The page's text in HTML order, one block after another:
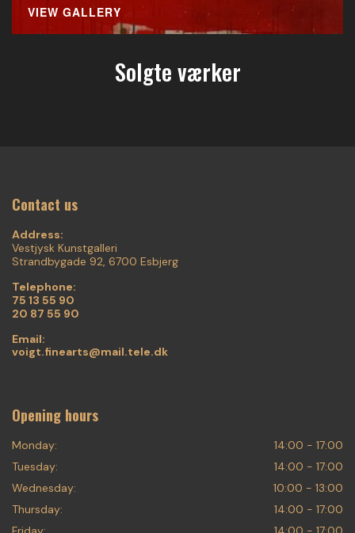
VIEW GALLERY
Solgte værker
Contact us
Address:
Vestjysk Kunstgalleri
Strandbygade 92, 6700 Esbjerg
Telephone:
75 13 55 90
20 87 55 90
Email:
voigt.finearts@mail.tele.dk
Opening hours
Monday:
14:00 - 17:00
Tuesday:
14:00 - 17:00
Wednesday:
10:00 - 13:00
Thursday:
14:00 - 17:00